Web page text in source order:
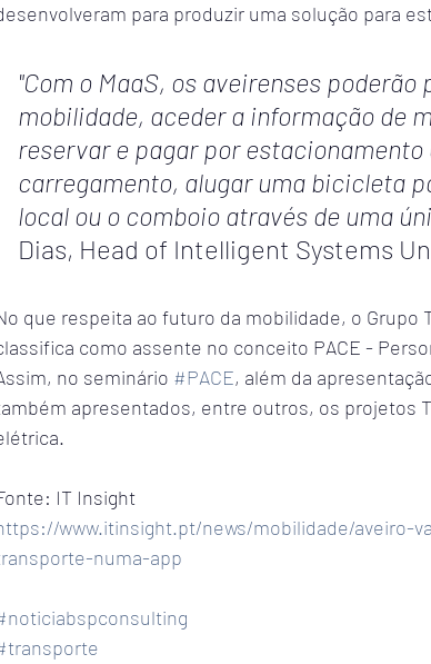
para produzir uma solução para
"Com o MaaS, os aveirenses
mobilidade, aceder a informação de
reservar e pagar por
carregamento, alugar uma bicicleta
local ou o comboio através de uma
Dias, Head of Intelligent Systems
que respeita ao futuro da mobilidade, o Grupo
como assente no conceito PACE -
no seminário #PACE, além da
apresentados, entre outros, os projetos
IT Insight
www.itinsight.pt/news/mobilidade/
numa-app